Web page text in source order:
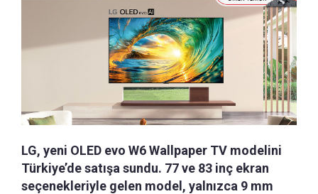
LG, yeni OLED evo W6 Wallpaper TV modelini
Türkiye’de satışa sundu. 77 ve 83 inç ekran
seçenekleriyle gelen model, yalnızca 9 mm